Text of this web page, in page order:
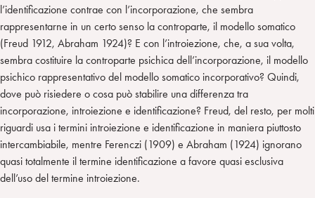
l’identificazione contrae con l’incorporazione, che sembra
rappresentarne in un certo senso la controparte, il modello somatico
(Freud 1912, Abraham 1924)? E con l’introiezione, che, a sua volta,
sembra costituire la controparte psichica dell’incorporazione, il modello
psichico rappresentativo del modello somatico incorporativo? Quindi,
dove può risiedere o cosa può stabilire una differenza tra
incorporazione, introiezione e identificazione? Freud, del resto, per molti
riguardi usa i termini introiezione e identificazione in maniera piuttosto
intercambiabile, mentre Ferenczi (1909) e Abraham (1924) ignorano
quasi totalmente il termine identificazione a favore quasi esclusiva
dell’uso del termine introiezione.